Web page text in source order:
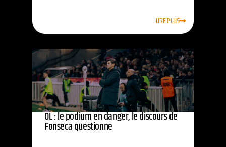
LIRE PLUS
OL : le podium en danger, le discours de
Fonseca questionne